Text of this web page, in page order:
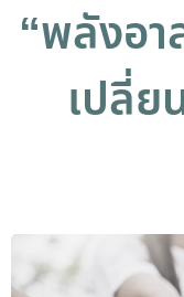
“พลังอ
เปลี่